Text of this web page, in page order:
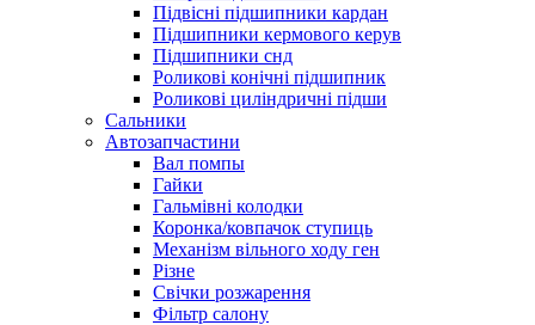
Підвісні підшипники кардан
Підшипники кермового керув
Підшипники снд
Роликові конічні підшипник
Роликові циліндричні підши
Сальники
Автозапчастини
Вал помпы
Гайки
Гальмівні колодки
Коронка/ковпачок ступиць
Механізм вільного ходу ген
Різне
Свічки розжарення
Фільтр салону